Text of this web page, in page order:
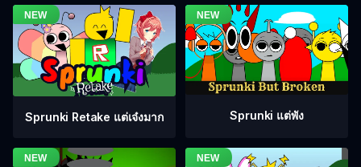
Sprunki Retake แต่เจ๋งมาก Sprunki แต่พัง